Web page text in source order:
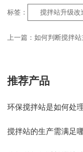
标签： 搅拌站升级改
上一篇： 如何判断搅拌
推荐产品
环保搅拌站是如何处
搅拌站的生产需满足